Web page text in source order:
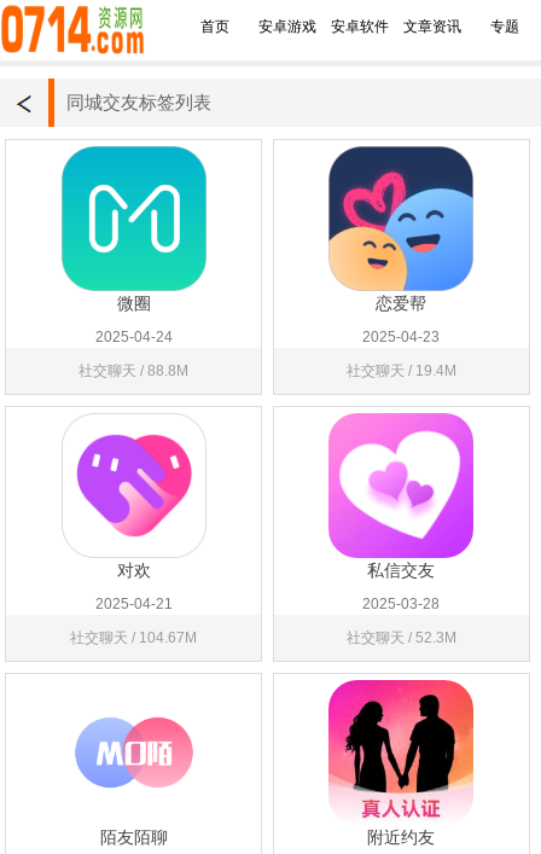
首页 安卓游戏 安卓软件 文章资讯 专题
同城交友标签列表
微圈
2025-04-24
社交聊天 / 88.8M
恋爱帮
2025-04-23
社交聊天 / 19.4M
对欢
2025-04-21
社交聊天 / 104.67M
私信交友
2025-03-28
社交聊天 / 52.3M
陌友陌聊 附近约友